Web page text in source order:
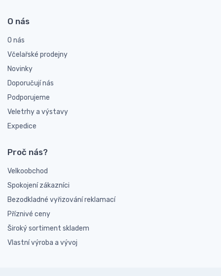
O nás
O nás
Včelařské prodejny
Novinky
Doporučují nás
Podporujeme
Veletrhy a výstavy
Expedice
Proč nás?
Velkoobchod
Spokojení zákazníci
Bezodkladné vyřizování reklamací
Příznivé ceny
Široký sortiment skladem
Vlastní výroba a vývoj